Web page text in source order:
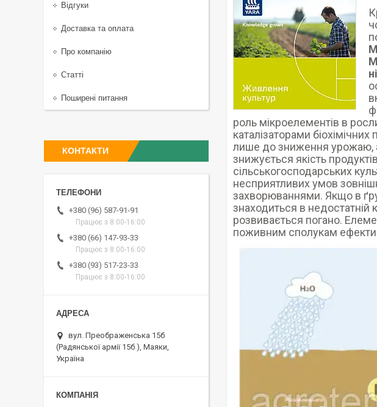
роль мікроелементів в
каталізаторами
лише до зниження урожаю, а
знижується якість
сільськогосподарських
несприятливих умов
захворюваннями. Якщо в
знаходиться в недостатній
розвивається погано.
поживним сполукам
Відгуки
Доставка та оплата
Про компанію
Статті
Поширені питання
КОНТАКТИ
+380 (96) 587-91-91
Працює з 8:00-16:00
+380 (66) 147-93-33
Працює з 8:00-16:00
+380 (93) 517-23-33
Працює з 8:00-16:00
вул. Преображенська 15б
(Радянської армії 15б ), Маяки,
Україна